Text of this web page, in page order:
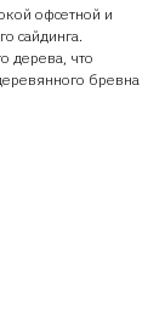
офсетной и
сайдинга.
дерева, что
бревна